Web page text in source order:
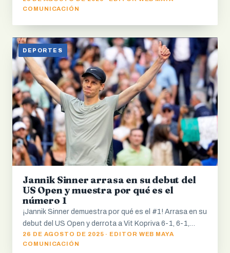
COMUNICACIÓN
DEPORTES
Jannik Sinner arrasa en su debut del
US Open y muestra por qué es el
número 1
¡Jannik Sinner demuestra por qué es el #1! Arrasa en su
debut del US Open y derrota a Vit Kopriva 6-1, 6-1,…
26 DE AGOSTO DE 2025 · EDITOR WEB MAYA
COMUNICACIÓN